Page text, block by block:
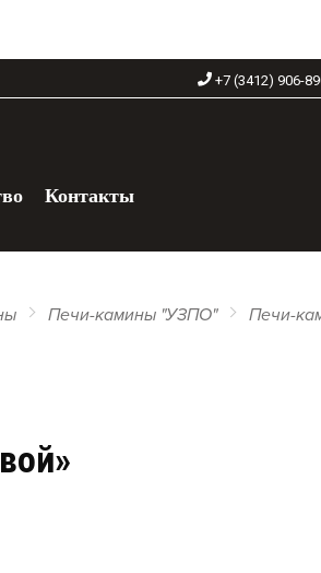
+7 (3412) 906-
Контакты
Печи-камины "УЗПО" Печи-